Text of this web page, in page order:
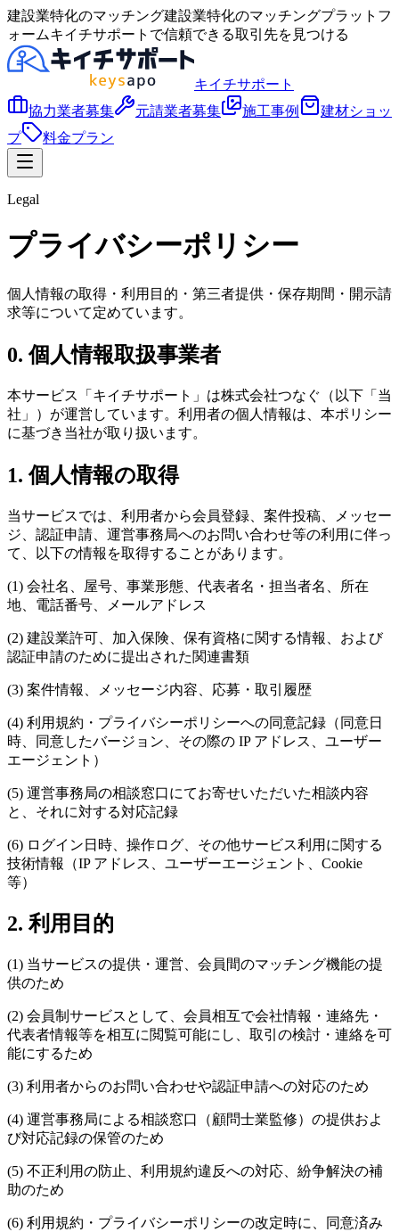
建設業特化のマッチング建設業特化のマッチングプラットフ
ォームキイチサポート で信頼できる取引先を見つける
キイチサポート
協力業者募集
元請業者募集 施工事例
建材ショッ
プ
料金プラン
Legal
プライバシーポリシー
個人情報の取得・利用目的・第三者提供・保存期間・開示請
求等について定めています。
0. 個人情報取扱事業者
本サービス「キイチサポート」は株式会社つなぐ（以下「当
社」）が運営しています。利用者の個人情報は、本ポリシー
に基づき当社が取り扱います。
1. 個人情報の取得
当サービスでは、利用者から会員登録、案件投稿、メッセー
ジ、認証申請、運営事務局へのお問い合わせ等の利用に伴っ
て、以下の情報を取得することがあります。
(1) 会社名、屋号、事業形態、代表者名・担当者名、所在
地、電話番号、メールアドレス
(2) 建設業許可、加入保険、保有資格に関する情報、および
認証申請のために提出された関連書類
(3) 案件情報、メッセージ内容、応募・取引履歴
(4) 利用規約・プライバシーポリシーへの同意記録（同意日
時、同意したバージョン、その際の IP アドレス、ユーザー
エージェント）
(5) 運営事務局の相談窓口にてお寄せいただいた相談内容
と、それに対する対応記録
(6) ログイン日時、操作ログ、その他サービス利用に関する
技術情報（IP アドレス、ユーザーエージェント、Cookie
等）
2. 利用目的
(1) 当サービスの提供・運営、会員間のマッチング機能の提
供のため
(2) 会員制サービスとして、会員相互で会社情報・連絡先・
代表者情報等を相互に閲覧可能にし、取引の検討・連絡を可
能にするため
(3) 利用者からのお問い合わせや認証申請への対応のため
(4) 運営事務局による相談窓口（顧問士業監修）の提供およ
び対応記録の保管のため
(5) 不正利用の防止、利用規約違反への対応、紛争解決の補
助のため
(6) 利用規約・プライバシーポリシーの改定時に、同意済み